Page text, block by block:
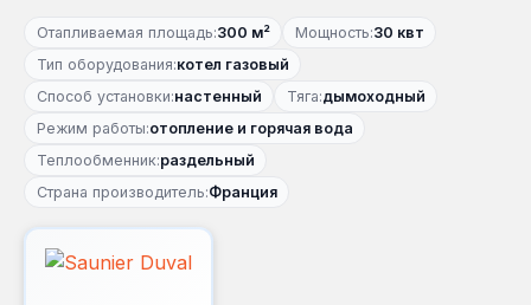
Отапливаемая площадь:300 м² Мощность:30 квт
Тип оборудования:котел газовый
Способ установки:настенный Тяга:дымоходный
Режим работы:отопление и горячая вода
Теплообменник:раздельный
Страна производитель:Франция